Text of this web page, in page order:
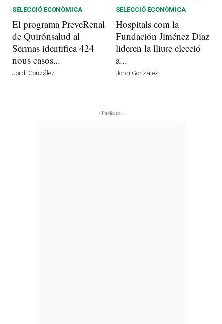
SELECCIÓ ECONÒMICA
El programa PreveRenal
de Quirónsalud al
Sermas identifica 424
nous casos...
Jordi González
SELECCIÓ ECONÒMICA
Hospitals com la
Fundación Jiménez Díaz
lideren la lliure elecció
a...
Jordi González
- Publicitat -